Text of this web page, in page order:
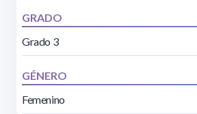
GRADO
Grado 3
GÉNERO
Femenino